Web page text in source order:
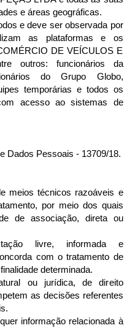
e áreas geográficas.
e deve ser observada por
as plataformas e os
DE VEÍCULOS E
outros: funcionários da
do Grupo Globo,
temporárias e todos os
acesso ao sistemas de
Dados Pessoais - 13709/18.
meios técnicos razoáveis e
por meio dos quais
de associação, direta ou
livre, informada e
com o tratamento de
determinada.
ou jurídica, de direito
as decisões referentes
informação relacionada à